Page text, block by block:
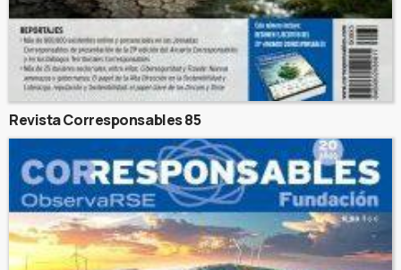
Revista Corresponsables 85